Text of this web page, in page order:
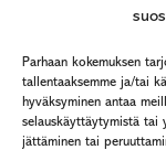
Parhaan kokemuksen
tallentaaksemme ja/tai
hyväksyminen antaa
selauskäyttäytymistä tai
jättäminen tai
Footer
etu.suku@rapp.fi
puh. 044 7799
Rekisteri- ja